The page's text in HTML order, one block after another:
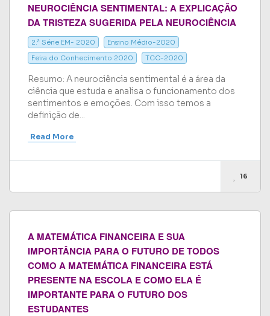
NEUROCIÊNCIA SENTIMENTAL: A EXPLICAÇÃO
DA TRISTEZA SUGERIDA PELA NEUROCIÊNCIA
2.ª Série EM- 2020
Ensino Médio-2020
Feira do Conhecimento 2020
TCC-2020
Resumo: A neurociência sentimental é a área da
ciência que estuda e analisa o funcionamento dos
sentimentos e emoções. Com isso temos a
definição de...
Read More
16
A MATEMÁTICA FINANCEIRA E SUA
IMPORTÂNCIA PARA O FUTURO DE TODOS
COMO A MATEMÁTICA FINANCEIRA ESTÁ
PRESENTE NA ESCOLA E COMO ELA É
IMPORTANTE PARA O FUTURO DOS
ESTUDANTES